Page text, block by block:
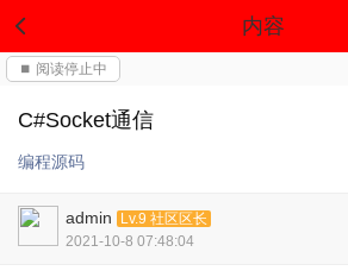
内容
⏹ 阅读停止中
C#Socket通信
编程源码
admin Lv.9 社区区长
2021-10-8 07:48:04